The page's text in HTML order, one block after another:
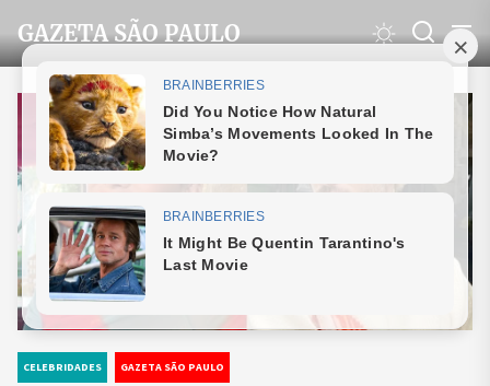
to
the
content
GAZETA SÃO PAULO
CELEBRIDADES GAZETA SÃO PAULO